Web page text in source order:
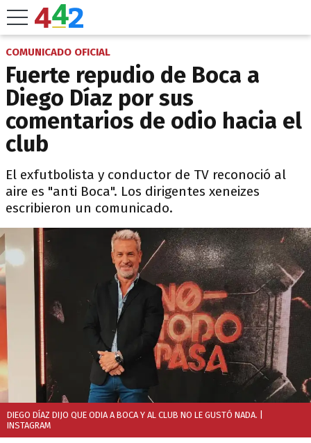
COMUNICADO OFICIAL
Fuerte repudio de Boca a
Diego Díaz por sus
comentarios de odio hacia el
club
El exfutbolista y conductor de TV reconoció al
aire es "anti Boca". Los dirigentes xeneizes
escribieron un comunicado.
DIEGO DÍAZ DIJO QUE ODIA A BOCA Y AL CLUB NO LE GUSTÓ NADA.
INSTAGRAM